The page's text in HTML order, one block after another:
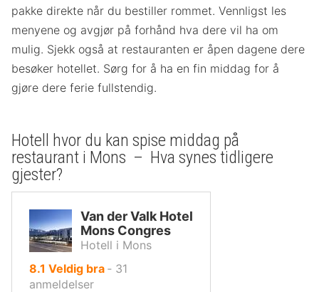
pakke direkte når du bestiller rommet. Vennligst les
menyene og avgjør på forhånd hva dere vil ha om
mulig. Sjekk også at restauranten er åpen dagene dere
besøker hotellet. Sørg for å ha en fin middag for å
gjøre dere ferie fullstendig.
Hotell hvor du kan spise middag på
restaurant i Mons – Hva synes tidligere
gjester?
Van der Valk Hotel
Mons Congres
Hotell i Mons
8.1 av
10,
Veldig bra ‐ 31
anmeldelser